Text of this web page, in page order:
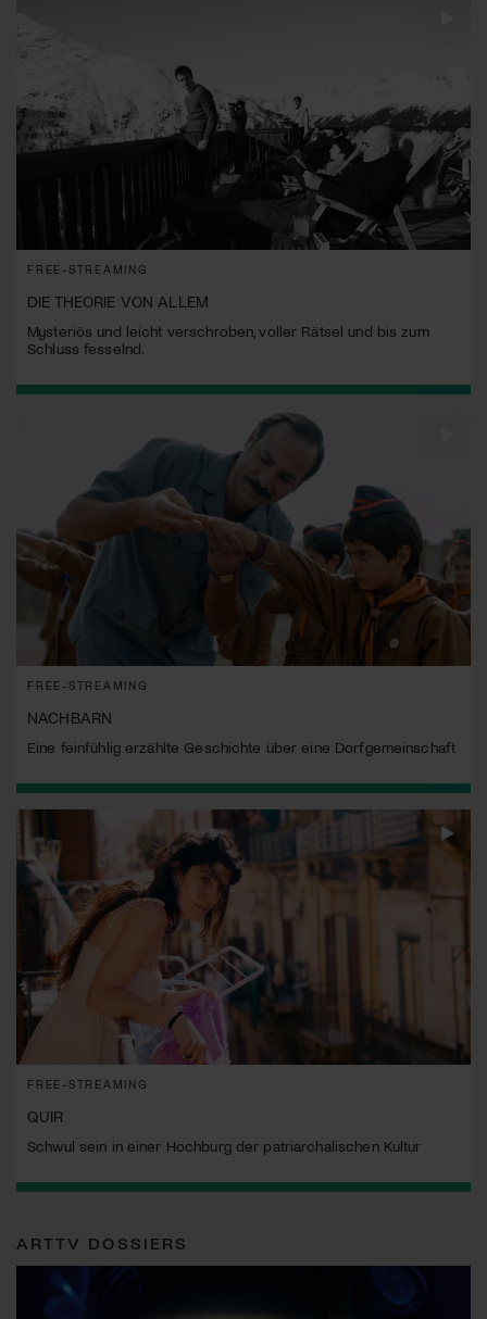
FREE-STREAMING
DIE THEORIE VON ALLEM
Mysteriös und leicht verschroben, voller Rätsel und bis zum
Schluss fesselnd.
FREE-STREAMING
NACHBARN
Eine feinfühlig erzählte Geschichte über eine Dorfgemeinschaft
FREE-STREAMING
QUIR
Schwul sein in einer Hochburg der patriarchalischen Kultur
ARTTV DOSSIERS